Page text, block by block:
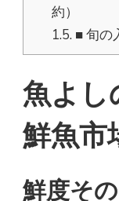
約）
1.5. ■ 旬の
魚よし
鮮魚市
鮮度そ